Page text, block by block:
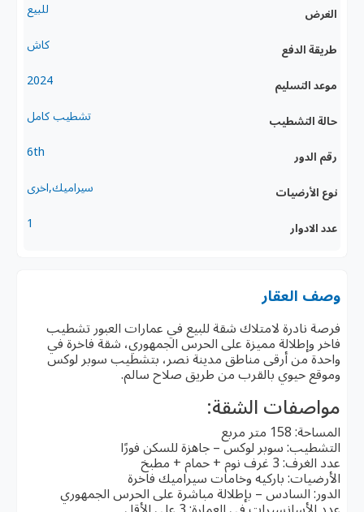
الغرض للبيع
طريقة الدفع كاش
موعد التسليم 2024
حالة التشطيب تشطيب كامل
رقم الدور 6th
نوع الأرضيات سيراميك,اخرى
عدد الادوار 1
وصف العقار
فرصة نادرة لامتلاك شقة للبيع في عمارات العبور تشطيب
فاخر وإطلالة مميزة على الحرس الجمهوري، شقة فاخرة في
واحدة من أرقى مناطق مدينة نصر، بتشطيب سوبر لوكس
وموقع حيوي بالقرب من طريق صلاح سالم.
مواصفات الشقة:
المساحة: 158 متر مربع
التشطيب: سوبر لوكس – جاهزة للسكن فورًا
عدد الغرف: 3 غرف نوم + حمام + مطبخ
الأرضيات: باركيه وخامات سيراميك فاخرة
الدور: السادس – بإطلالة مباشرة على الحرس الجمهوري